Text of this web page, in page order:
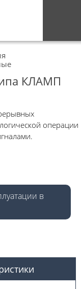
КЛАМП
операции
в